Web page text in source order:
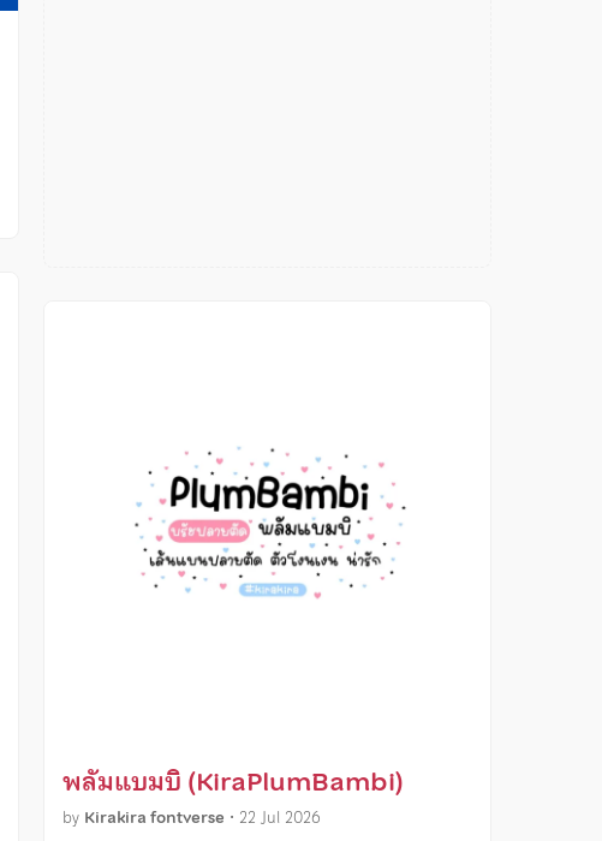
พลัมแบมบิ (KiraPlumBambi)
by Kirakira fontverse • 22 Jul 2026